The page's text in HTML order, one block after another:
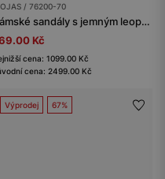
/ 76200-70
Dámské sandály s jemným leopardím vzorem
Kč
cena: 1099.00 Kč
cena: 2499.00 Kč
Výprodej 67%